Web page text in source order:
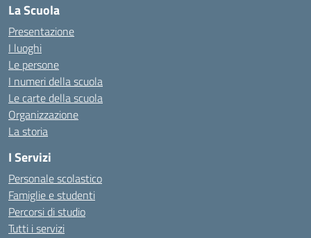
La Scuola
Presentazione
I luoghi
Le persone
I numeri della scuola
Le carte della scuola
Organizzazione
La storia
I Servizi
Personale scolastico
Famiglie e studenti
Percorsi di studio
Tutti i servizi